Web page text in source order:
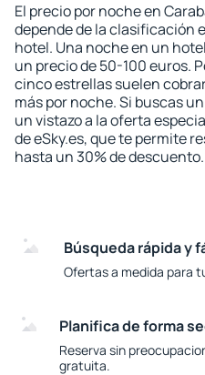
El precio por noche en
depende de la clasificación
hotel. Una noche en un
un precio de 50-100 euros.
cinco estrellas suelen
más por noche. Si buscas
un vistazo a la oferta
de eSky.es, que te permite
hasta un 30% de descuento.
Búsqueda rápida y
Ofertas a medida para
Planifica de forma
Reserva sin
gratuita.